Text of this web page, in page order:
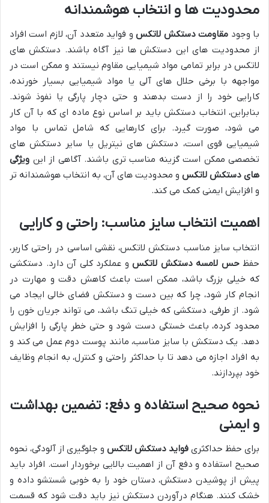
محدودیت ها و انتخاب هوشمندانه
با وجود مقاومت دستکش لاتکسو فواید متعدد آن، لازم است افراد
از محدودیت های این دستکش ها نیز آگاه باشند. دستکش های
لاتکس در برابر تمامی مواد شیمیایی مقاوم نیستند و ممکن است در
مواجهه با برخی حلال های آلی یا مواد شیمیایی بسیار خورنده،
کارایی خود را از دست بدهند و حتی دچار پارگی یا نفوذ شوند.
بنابراین، انتخاب دستکش باید بر اساس نوع ماده ای که با آن کار
می شود، صورت گیرد. برای کارهایی که شامل تماس با مواد
شیمیایی قوی است، دستکش های نیتریل یا سایر دستکش های
تخصصی ممکن است گزینه مناسب تری باشند. آگاهی از این ویژگی
های دستکش لاتکس و محدودیت های آن، به انتخاب هوشمندانه تر
و افزایش ایمنی کمک می کند.
اهمیت انتخاب سایز مناسب: راحتی و کارایی
انتخاب سایز مناسب دستکش لاتکس، نقشی اساسی در راحتی کاربر،
حفظحس لامسه دستکش لاتکس و عملکرد کلی آن دارد. دستکشی
که خیلی بزرگ باشد، ممکن است باعث کاهش دقت و مهارت در
انجام کار شود، چرا که بین دست و دستکش فضای خالی ایجاد می
شود. از طرفی، دستکشی که خیلی تنگ باشد، می تواند جریان خون را
محدود کرده، باعث خستگی دست شود و حتی خطر پارگی را افزایش
دهد. یک دستکش با سایز مناسب، مانند پوست دوم عمل می کند و
به افراد اجازه می دهد تا با حداکثر راحتی و کنترل، به انجام وظایف
خود بپردازند.
نحوه صحیح استفاده و دفع: تضمین بهداشت
و ایمنی
برای حفظ حداکثری فواید دستکش لاتکس و جلوگیری از آلودگی، نحوه
صحیح استفاده و دفع آن از اهمیت بالایی برخوردار است. افراد باید
پیش از پوشیدن دستکش، دستان خود را به خوبی شستشو داده و
خشک کنند. هنگام درآوردن دستکش نیز باید دقت شود که قسمت